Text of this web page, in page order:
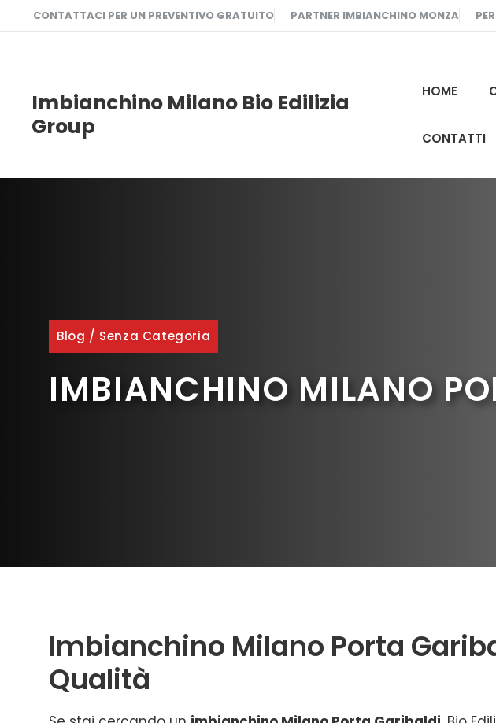
al
CONTATTACI PER UN PREVENTIVO GRATUITO PARTNER IMBIANCHINO MONZA
Imbianchino Milano Bio Edilizia
Group
HOME
CONTATTI
Blog / Senza Categoria
IMBIANCHINO MILANO
Imbianchino Milano Porta
Qualità